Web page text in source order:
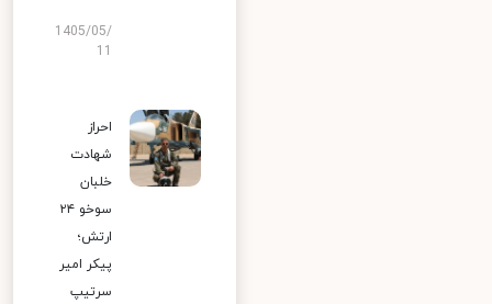
1405/05/
احراز
شهادت
خلبان
سوخو ۲۴
ارتش؛
پیکر امیر
سرتیپ